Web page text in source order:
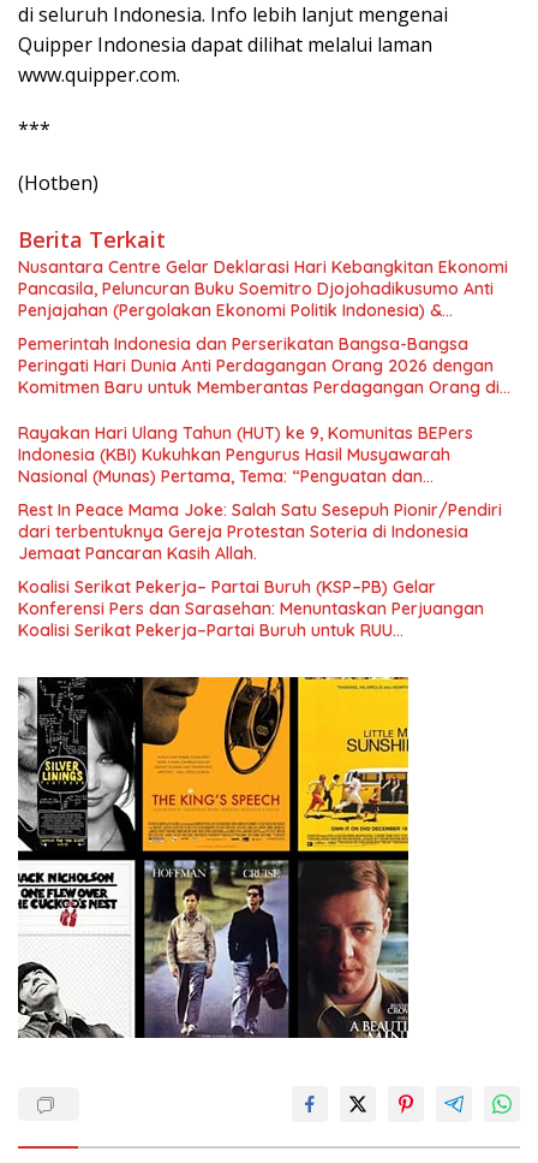
di seluruh Indonesia. Info lebih lanjut mengenai
Quipper Indonesia dapat dilihat melalui laman
www.quipper.com.
***
(Hotben)
Berita Terkait
Nusantara Centre Gelar Deklarasi Hari Kebangkitan Ekonomi
Pancasila, Peluncuran Buku Soemitro Djojohadikusumo Anti
Penjajahan (Pergolakan Ekonomi Politik Indonesia) &
Simposium Nasional “Urgensi Undang-Undang Perekonomian
Nasional dan Kesejahteraan Sosial dalam Menata Bangsa
Menuju Indonesia Emas 2045”,
Pemerintah Indonesia dan Perserikatan Bangsa-Bangsa
Peringati Hari Dunia Anti Perdagangan Orang 2026 dengan
Komitmen Baru untuk Memberantas Perdagangan Orang di
Rayakan Hari Ulang Tahun (HUT) ke 9, Komunitas BEPers
Indonesia (KBI) Kukuhkan Pengurus Hasil Musyawarah
Nasional (Munas) Pertama, Tema: “Penguatan dan
Pengembangan Organisasi KBI yang Berbasis Riset di seluruh
Indonesia dan Mancanegara”.
Rest In Peace Mama Joke: Salah Satu Sesepuh Pionir/Pendiri
dari terbentuknya Gereja Protestan Soteria di Indonesia
Jemaat Pancaran Kasih Allah.
Koalisi Serikat Pekerja– Partai Buruh (KSP–PB) Gelar
Konferensi Pers dan Sarasehan: Menuntaskan Perjuangan
Koalisi Serikat Pekerja–Partai Buruh untuk RUU